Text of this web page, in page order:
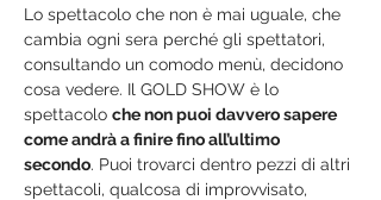
Lo spettacolo che non è mai uguale, che
cambia ogni sera perché gli spettatori,
consultando un comodo menù, decidono
cosa vedere. Il GOLD SHOW è lo
spettacolo che non puoi davvero sapere
come andrà a finire fino all’ultimo
secondo. Puoi trovarci dentro pezzi di altri
spettacoli, qualcosa di improvvisato,